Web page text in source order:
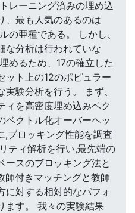
レーニング済みの埋め込
、最も人気のあるのは
の亜種である。 しかし、
な分析は行われていな
めるため、17の確立した
ット上の12のポピュラー
験分析を行う。 まず、
ィを高密度埋め込みベク
ベクトル化オーバーヘッ
,ブロッキング性能を調査
ティ解析を行い,最先端の
ースのブロッキング法と
師付きマッチングと教師
に対する相対的なパフォ
ます。 我々の実験結果